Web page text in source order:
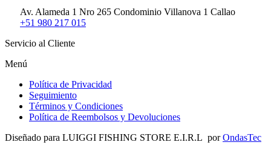
Av. Alameda 1 Nro 265 Condominio Villanova 1 Callao
+51 980 217 015
Servicio al Cliente
Menú
Política de Privacidad
Seguimiento
Términos y Condiciones
Política de Reembolsos y Devoluciones
Diseñado para LUIGGI FISHING STORE E.I.R.L porOndasTec